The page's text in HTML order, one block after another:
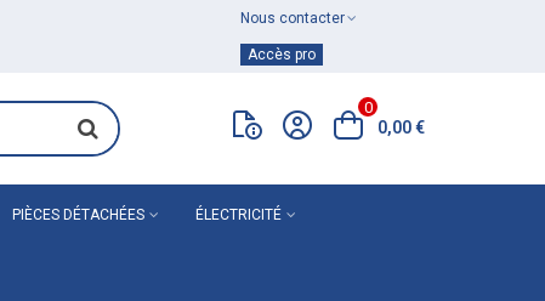
Nous contacter
Accès pro
0
0,00 €
PIÈCES DÉTACHÉES ÉLECTRICITÉ